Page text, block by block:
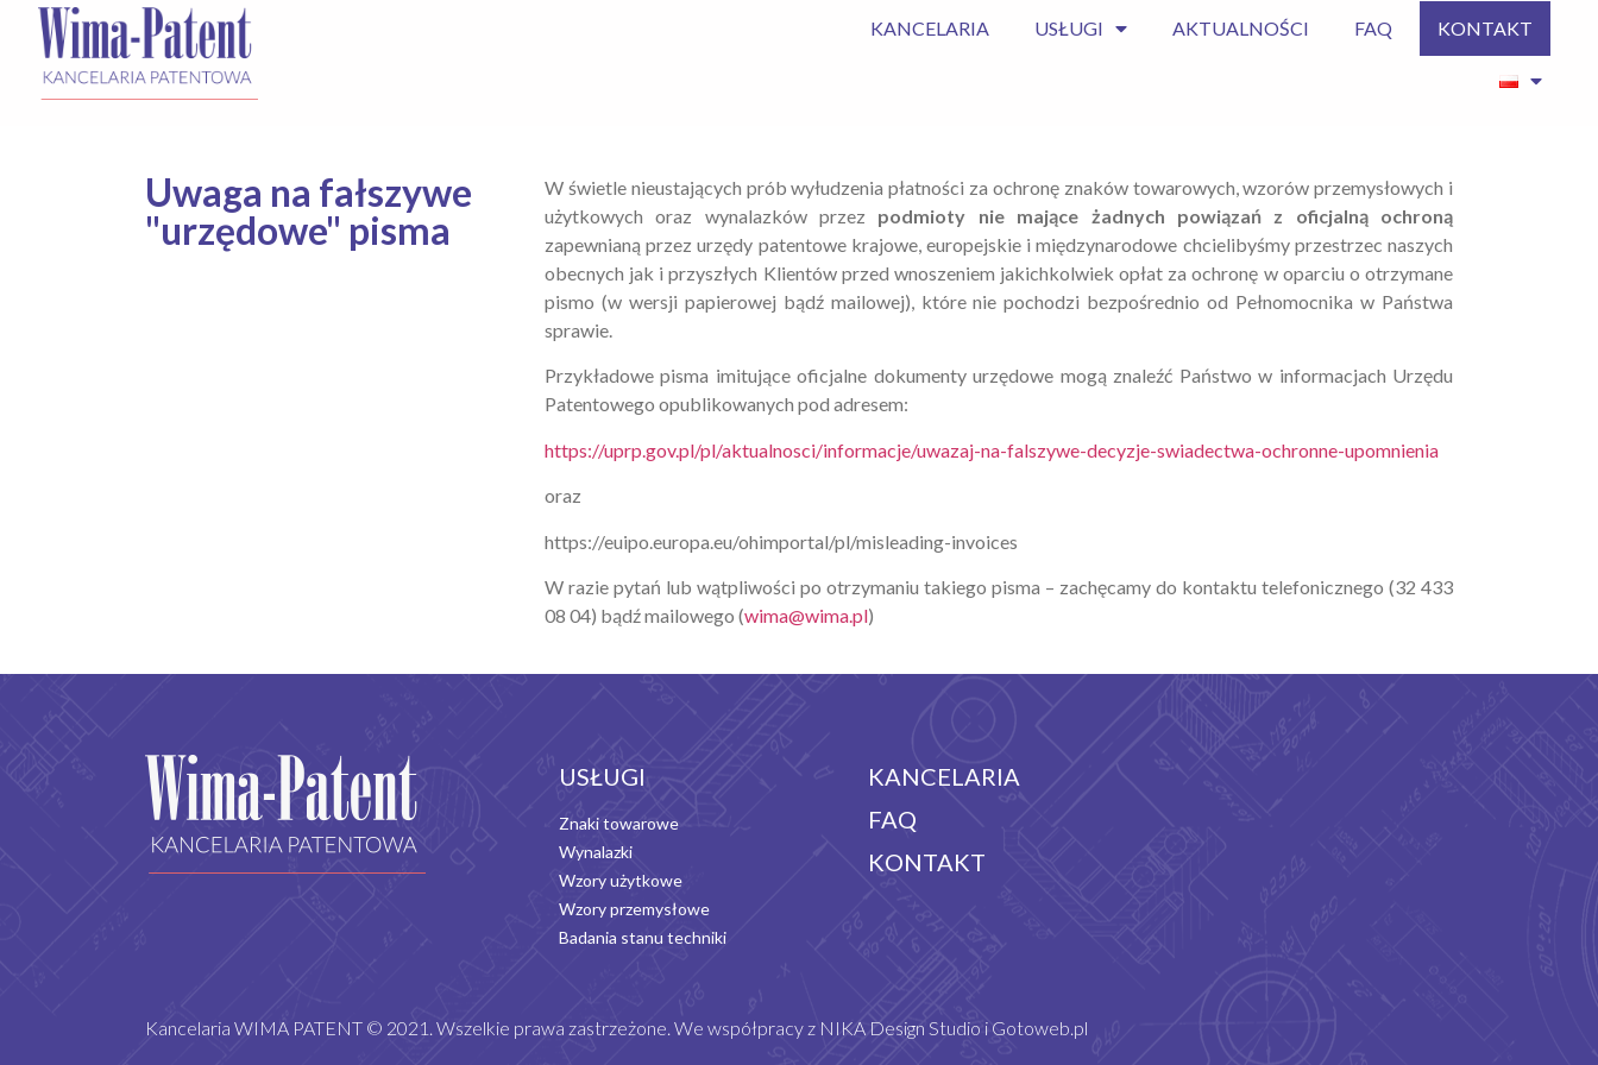
KANCELARIA USŁUGI AKTUALNOŚCI FAQ KONTAKT
Uwaga na fałszywe
"urzędowe" pisma
W świetle nieustających prób wyłudzenia płatności za ochronę znaków towarowych, wzorów przemysłowych i
użytkowych oraz wynalazków przez podmioty nie mające żadnych powiązań z oficjalną ochroną
zapewnianą przez urzędy patentowe krajowe, europejskie i międzynarodowe chcielibyśmy przestrzec naszych
obecnych jak i przyszłych Klientów przed wnoszeniem jakichkolwiek opłat za ochronę w oparciu o otrzymane
pismo (w wersji papierowej bądź mailowej), które nie pochodzi bezpośrednio od Pełnomocnika w Państwa
sprawie.
Przykładowe pisma imitujące oficjalne dokumenty urzędowe mogą znaleźć Państwo w informacjach Urzędu
Patentowego opublikowanych pod adresem:
https://uprp.gov.pl/pl/aktualnosci/informacje/uwazaj-na-falszywe-decyzje-swiadectwa-ochronne-upomnienia
oraz
https://euipo.europa.eu/ohimportal/pl/misleading-invoices
W razie pytań lub wątpliwości po otrzymaniu takiego pisma – zachęcamy do kontaktu telefonicznego (32 433
08 04) bądź mailowego (wima@wima.pl)
USŁUGI
Znaki towarowe
Wynalazki
Wzory użytkowe
Wzory przemysłowe
Badania stanu techniki
KANCELARIA
FAQ
KONTAKT
Kancelaria WIMA PATENT © 2021. Wszelkie prawa zastrzeżone. We współpracy z NIKA Design Studio i Gotoweb.pl